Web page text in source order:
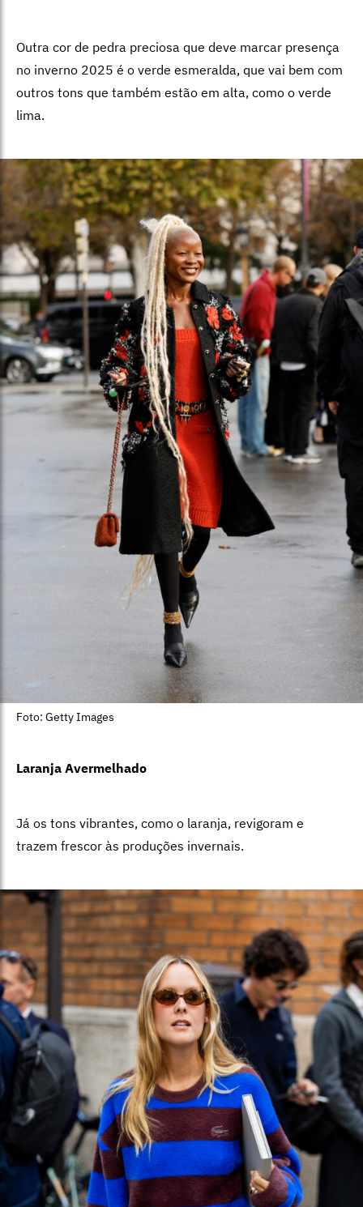
Outra cor de pedra preciosa que deve marcar presença
no inverno 2025 é o verde esmeralda, que vai bem com
outros tons que também estão em alta, como o verde
lima.
Foto: Getty Images
Laranja Avermelhado
Já os tons vibrantes, como o laranja, revigoram e
trazem frescor às produções invernais.